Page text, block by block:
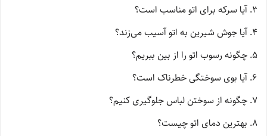
آیا سرکه برای اتو مناسب است؟
آیا جوش شیرین به اتو آسیب می‌زند؟
چگونه رسوب اتو را از بین ببریم؟
آیا بوی سوختگی خطرناک است؟
چگونه از سوختن لباس جلوگیری کنیم؟
بهترین دمای اتو چیست؟